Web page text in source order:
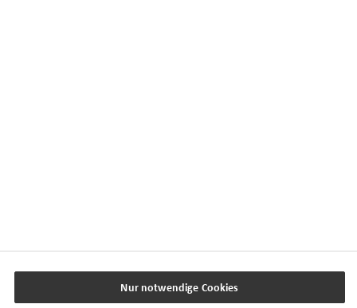
Nur notwendige Cookies